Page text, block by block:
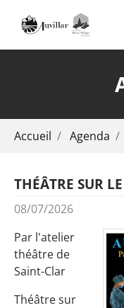
Accueil Agenda
THÉÂTRE SUR
08/07/2026
Par l'atelier
théâtre de
Saint-Clar
Théâtre sur